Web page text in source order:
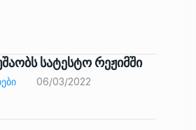
სატესტო რეჟიმში
06/03/2022